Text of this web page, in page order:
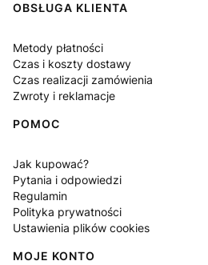
OBSŁUGA KLIENTA
Metody płatności
Czas i koszty dostawy
Czas realizacji zamówienia
Zwroty i reklamacje
POMOC
Jak kupować?
Pytania i odpowiedzi
Regulamin
Polityka prywatności
Ustawienia plików cookies
MOJE KONTO